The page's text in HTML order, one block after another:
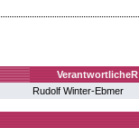
VerantwortlicheR
Rudolf Winter-Ebmer